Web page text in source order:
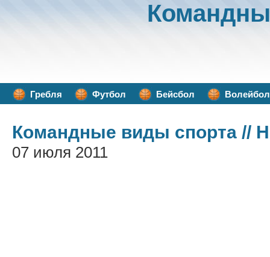
Гребля Футбол Бейсбол Волейбол
Командные виды спорта //
07 июля 2011